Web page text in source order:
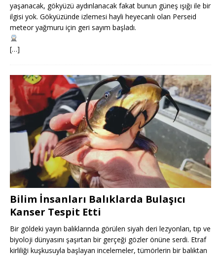
yaşanacak, gökyüzü aydınlanacak fakat bunun güneş ışığı ile bir
ilgisi yok. Gökyüzünde izlemesi hayli heyecanlı olan Perseid
meteor yağmuru için geri sayım başladı.
[…]
Bilim İnsanları Balıklarda Bulaşıcı
Kanser Tespit Etti
Bir göldeki yayın balıklarında görülen siyah deri lezyonları, tıp ve
biyoloji dünyasını şaşırtan bir gerçeği gözler önüne serdi. Etraf
kirliliği kuşkusuyla başlayan incelemeler, tümörlerin bir balıktan